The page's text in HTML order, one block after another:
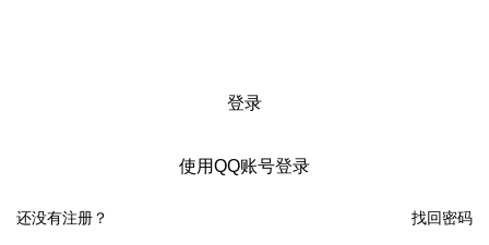
登录
使用QQ账号登录
找回密码
还没有注册？